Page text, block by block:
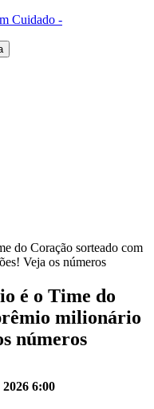
Cuidado -
do Coração sorteado com
Veja os números
é o Time do
milionário
números
6:00